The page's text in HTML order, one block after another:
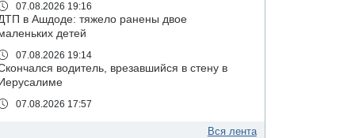
07.08.2026 19:16
в Ашдоде: тяжело ранены двое
детей
07.08.2026 19:14
водитель, врезавшийся в стену в
Иерусалиме
07.08.2026 17:57
Вся лента